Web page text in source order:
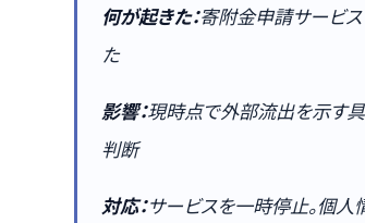
何が起きた：寄附金申請サービ
た
影響：現時点で外部流出を示す
判断
対応：サービスを一時停止。個